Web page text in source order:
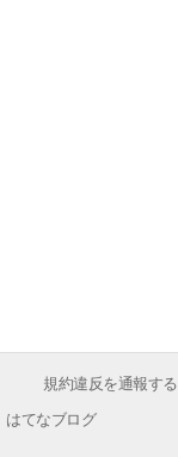
規約違反を通報する
はてなブログ